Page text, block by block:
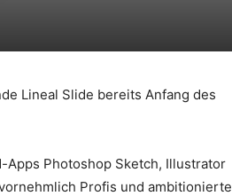
Lineal Slide bereits Anfang des
Apps Photoshop Sketch, Illustrator
Profis und ambitionierte